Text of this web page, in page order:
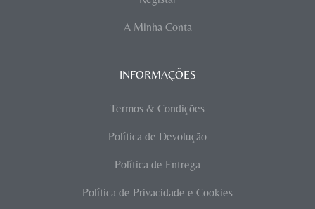
A Minha Conta
INFORMAÇÕES
Termos & Condições
Política de Devolução
Política de Entrega
Política de Privacidade e Cookies